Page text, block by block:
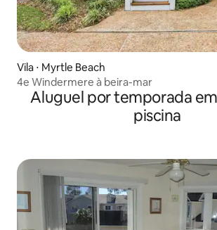
Vila ⋅ Myrtle Beach
4e Windermere à beira-mar
Aluguel por temporada
piscina